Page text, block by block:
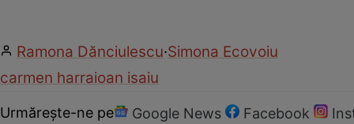
Ramona Dănciulescu·Simona Ecovoiu
carmen harraioan isaiu
Urmărește-ne pe Google News Facebook